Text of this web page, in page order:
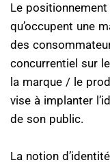
Le
qu’occupent une
des
concurrentiel sur
la marque / le
vise à implanter
de son public.
La notion